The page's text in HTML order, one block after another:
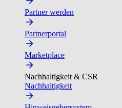
Partner werden
Partnerportal
Marketplace
Nachhaltigkeit & CSR
Nachhaltigkeit